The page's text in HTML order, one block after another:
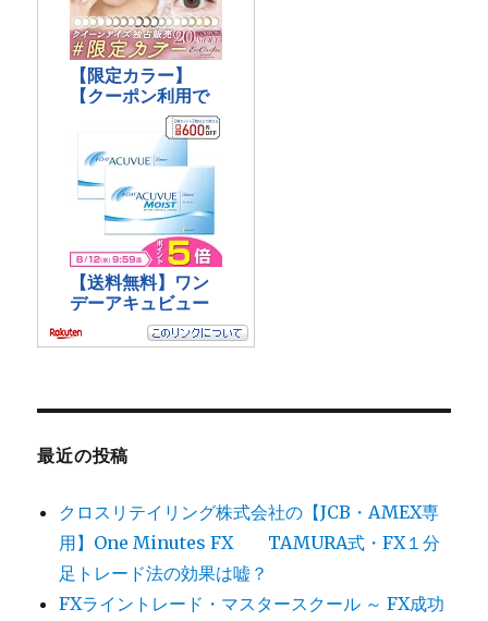
最近の投稿
クロスリテイリング株式会社の【JCB・AMEX専
用】One Minutes FX TAMURA式・FX１分
足トレード法の効果は嘘？
FXライントレード・マスタースクール ～ FX成功